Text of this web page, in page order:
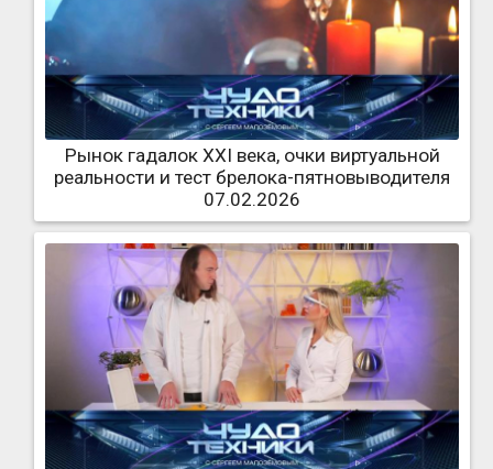
Рынок гадалок XXI века, очки виртуальной
реальности и тест брелока-пятновыводителя
07.02.2026